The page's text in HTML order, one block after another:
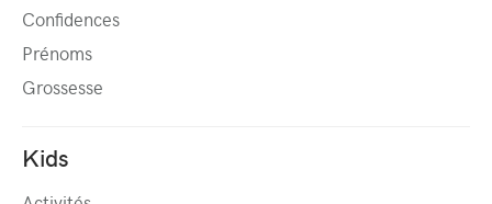
Confidences
Prénoms
Grossesse
Kids